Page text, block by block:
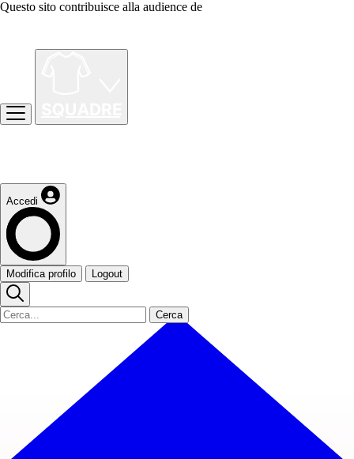
Questo sito contribuisce alla audience de
Accedi
Modifica profilo Logout
Cerca